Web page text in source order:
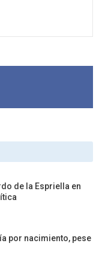
de la Espriella en
por nacimiento, pese